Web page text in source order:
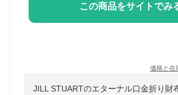
この商品をサイトでみ
価格と在
JILL STUARTのエターナル口金折り財